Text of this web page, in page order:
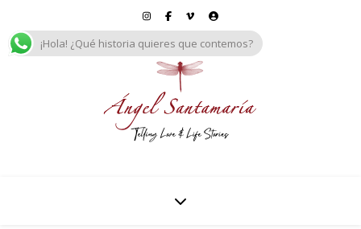
¡Hola! ¿Qué historia quieres que contemos?